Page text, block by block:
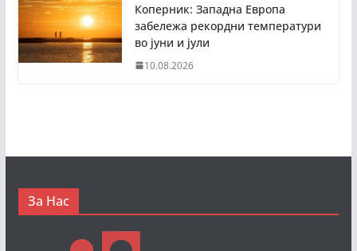
Коперник: Западна Европа
забележа рекордни температури
во јуни и јули
10.08.2026
За Нас